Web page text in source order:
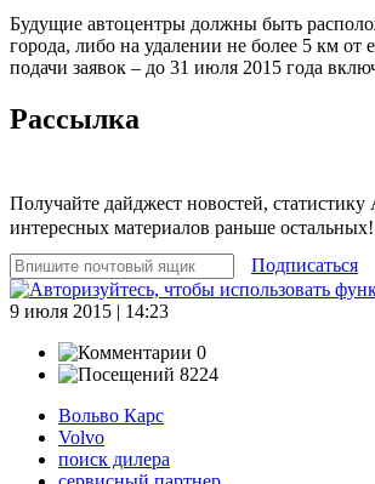
Будущие автоцентры должны быть
города, либо на удалении не более 5 км от
подачи заявок – до 31 июля 2015 года
Рассылка
Получайте дайджест новостей,
интересных материалов раньше остальных!
Подписаться
9 июля 2015 | 14:23
0
8224
Вольво Карс
Volvo
поиск дилера